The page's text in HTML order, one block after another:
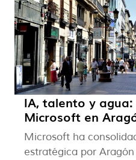
IA, talento y
Microsoft en
Microsoft ha
estratégica por